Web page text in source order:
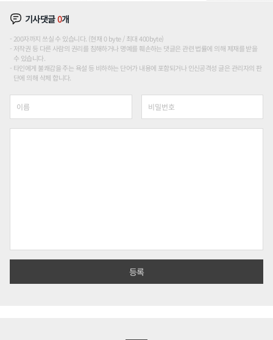
기사댓글0개
200자까지 쓰실 수 있습니다. (현재 0 byte / 최대 400byte)
저작권 등 다른 사람의 권리를 침해하거나 명예를 훼손하는 댓글은 관련 법률에 의해 제재를 받을
수 있습니다.
타인에게 불쾌감을 주는 욕설 등 비하하는 단어가 내용에 포함되거나 인신공격성 글은 관리자의 판
단에 의해 삭제 합니다.